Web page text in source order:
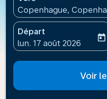
Copenhague,
Départ
fc-booking-
lun. 17 août 2026
today
Voir